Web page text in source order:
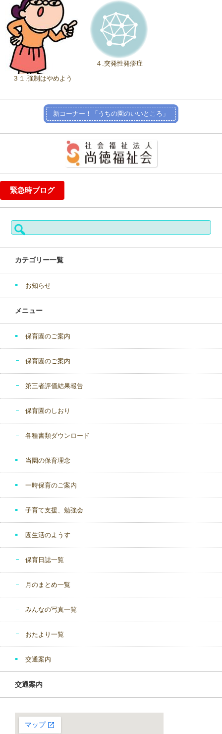
３１.強制はやめよう
４.突発性発疹症
新コーナー！「うちの園のいいところ」
緊急時ブログ
検
索:
カテゴリー一覧
お知らせ
メニュー
保育園のご案内
保育園のご案内
第三者評価結果報告
保育園のしおり
各種書類ダウンロード
当園の保育理念
一時保育のご案内
子育て支援、勉強会
園生活のようす
保育日誌一覧
月のまとめ一覧
みんなの写真一覧
おたより一覧
交通案内
交通案内